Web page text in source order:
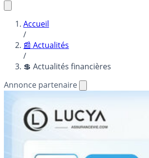
Accueil
/
📰 Actualités
/
💲 Actualités financières
Annonce partenaire